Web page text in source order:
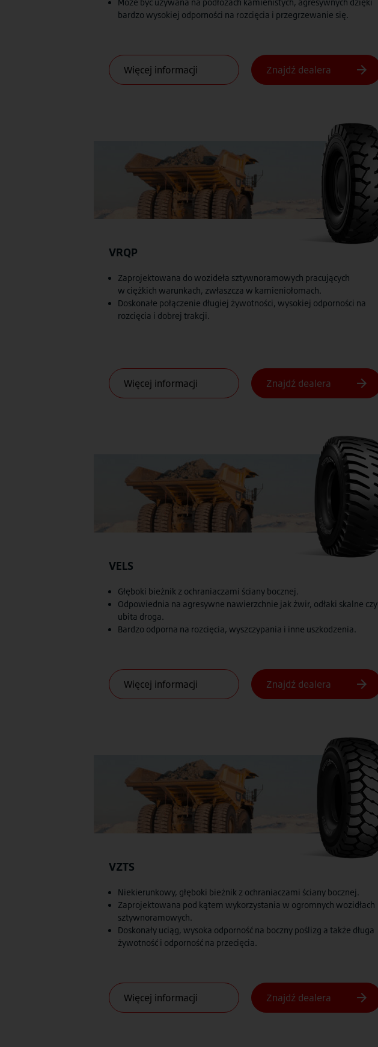
Może być używana na podłożach kamienistych, agresywnych dzięki
bardzo wysokiej odporności na rozcięcia i przegrzewanie się.
VRQP
Zaprojektowana do wozideła sztywnoramowych pracujących
w ciężkich warunkach, zwłaszcza w kamieniołomach.
Doskonałe połączenie długiej żywotności, wysokiej odporności na
rozcięcia i dobrej trakcji.
VELS
Głęboki bieżnik z ochraniaczami ściany bocznej.
Odpowiednia na agresywne nawierzchnie jak żwir, odłaki skalne czy
ubita droga.
Bardzo odporna na rozcięcia, wyszczypania i inne uszkodzenia.
VZTS
Niekierunkowy, głęboki bieżnik z ochraniaczami ściany bocznej.
Zaprojektowana pod kątem wykorzystania w ogromnych wozidłach
sztywnoramowych.
Doskonały uciąg, wysoka odporność na boczny poślizg a także długa
żywotność i odporność na przecięcia.